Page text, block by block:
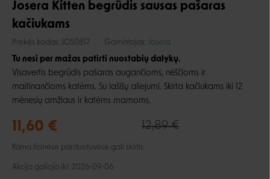
Josera Kitten begrūdis sausas pašaras
kačiukams
Prekės kodas: JOS0817 Gamintojas: Josera
Tu nesi per mažas patirti nuostabių dalykų.
Visavertis begrūdis pašaras augančioms, nėščioms ir
maitinančioms katėms. Su lašišų aliejumi. Skirta kačiukams iki 12
mėnesių amžiaus ir katėms mamoms.
11,60 € 12,89 €
Kaina fizinėse parduotuvėse gali skirtis.
Akcija galioja iki: 2026-09-06